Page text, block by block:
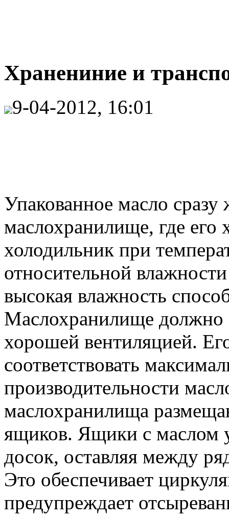
Хранениние и
9-04-2012, 16:01
Упакованное масло
маслохранилище, где его
холодильник при
относительной
высокая влажность
Маслохранилище
хорошей вентиляцией.
соответствовать
производительности
маслохранилища
ящиков. Ящики с маслом
досок, оставляя между
Это обеспечивает
предупреждает